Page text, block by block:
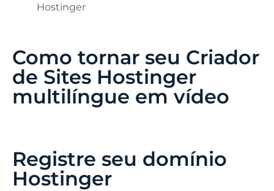
Hostinger
Como tornar seu Criador
de Sites Hostinger
multilíngue em vídeo
Registre seu domínio
Hostinger